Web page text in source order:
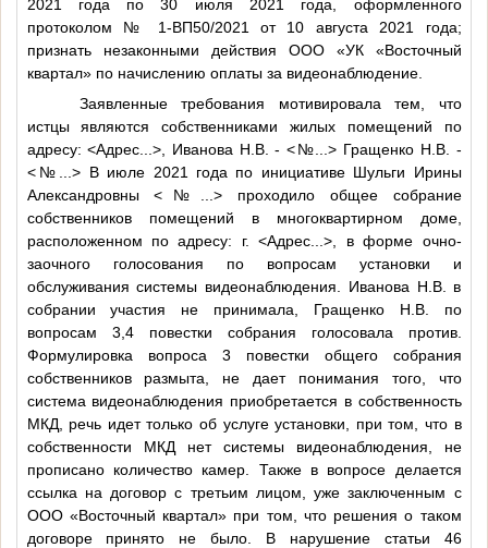
2021 года по 30 июля 2021 года, оформленного
протоколом № 1-ВП50/2021 от 10 августа 2021 года;
признать незаконными действия ООО «УК «Восточный
квартал» по начислению оплаты за видеонаблюдение.
Заявленные требования мотивировала тем, что
истцы являются собственниками жилых помещений по
адресу:<Адрес...> , Иванова Н.В. -<№...> Гращенко Н.В. -
<№...> В июле 2021 года по инициативе Шульги Ирины
Александровны<№...> проходило общее собрание
собственников помещений в многоквартирном доме,
расположенном по адресу: г.<Адрес...> , в форме очно-
заочного голосования по вопросам установки и
обслуживания системы видеонаблюдения. Иванова Н.В. в
собрании участия не принимала, Гращенко Н.В. по
вопросам 3,4 повестки собрания голосовала против.
Формулировка вопроса 3 повестки общего собрания
собственников размыта, не дает понимания того, что
система видеонаблюдения приобретается в собственность
МКД, речь идет только об услуге установки, при том, что в
собственности МКД нет системы видеонаблюдения, не
прописано количество камер. Также в вопросе делается
ссылка на договор с третьим лицом, уже заключенным с
ООО «Восточный квартал» при том, что решения о таком
договоре принято не было. В нарушение статьи 46